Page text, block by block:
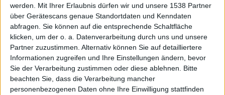
werden.
Mit Ihrer Erlaubnis dürfen wir und unsere 1538 Partner
über Gerätescans genaue Standortdaten und Kenndaten
abfragen. Sie können auf die entsprechende Schaltfläche
klicken, um der o. a. Datenverarbeitung durch uns und unsere
Partner zuzustimmen. Alternativ können Sie auf detailliertere
Informationen zugreifen und Ihre Einstellungen ändern, bevor
Sie der Verarbeitung zustimmen oder diese ablehnen.
Bitte
beachten Sie, dass die Verarbeitung mancher
personenbezogenen Daten ohne Ihre Einwilligung stattfinden